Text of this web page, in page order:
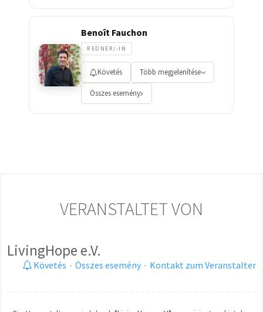
Benoît Fauchon
REDNER/-IN
Követés Több megjelenítése
Összes esemény
VERANSTALTET VON
LivingHope e.V.
Követés · Összes esemény · Kontakt zum Veranstalter